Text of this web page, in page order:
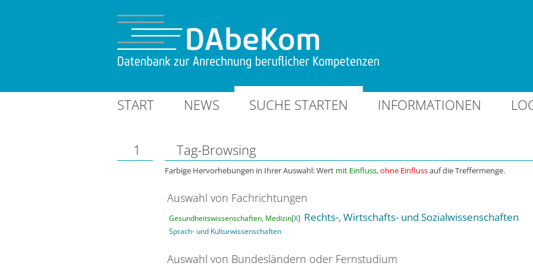
START NEWS SUCHE STARTEN INFORMATIONEN
1 Tag-Browsing
Farbige Hervorhebungen in Ihrer Auswahl: Wert mit Einfluss,ohne Einflussauf die Treffermenge.
Auswahl von Fachrichtungen
Gesundheitswissenschaften, Medizin[X] Rechts-, Wirtschafts- und Sozialwissenschaften
Sprach- und Kulturwissenschaften
Auswahl von Bundesländern oder Fernstudium